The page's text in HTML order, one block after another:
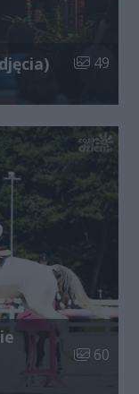
Liczba
49
Liczba
60